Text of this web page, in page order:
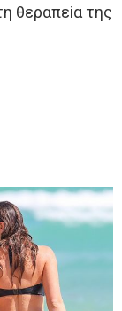
θεραπεiα της